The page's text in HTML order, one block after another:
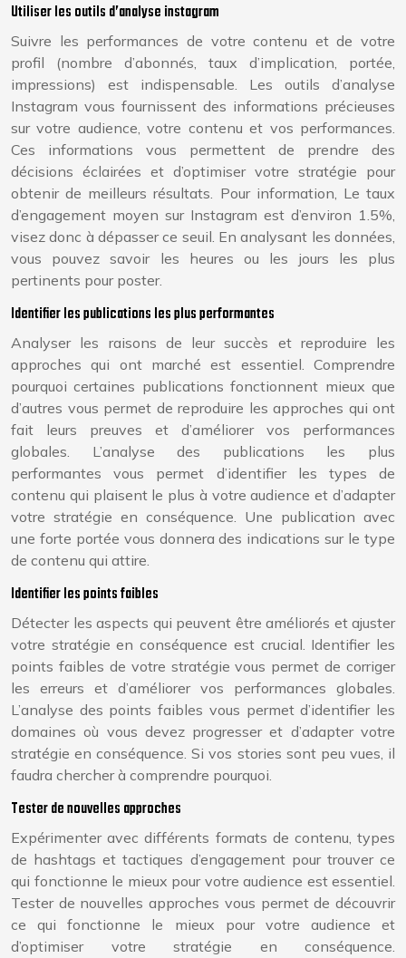
Utiliser les outils d’analyse instagram
Suivre les performances de votre contenu et de votre
profil (nombre d’abonnés, taux d’implication, portée,
impressions) est indispensable. Les outils d’analyse
Instagram vous fournissent des informations précieuses
sur votre audience, votre contenu et vos performances.
Ces informations vous permettent de prendre des
décisions éclairées et d’optimiser votre stratégie pour
obtenir de meilleurs résultats. Pour information, Le taux
d’engagement moyen sur Instagram est d’environ 1.5%,
visez donc à dépasser ce seuil. En analysant les données,
vous pouvez savoir les heures ou les jours les plus
pertinents pour poster.
Identifier les publications les plus performantes
Analyser les raisons de leur succès et reproduire les
approches qui ont marché est essentiel. Comprendre
pourquoi certaines publications fonctionnent mieux que
d’autres vous permet de reproduire les approches qui ont
fait leurs preuves et d’améliorer vos performances
globales. L’analyse des publications les plus
performantes vous permet d’identifier les types de
contenu qui plaisent le plus à votre audience et d’adapter
votre stratégie en conséquence. Une publication avec
une forte portée vous donnera des indications sur le type
de contenu qui attire.
Identifier les points faibles
Détecter les aspects qui peuvent être améliorés et ajuster
votre stratégie en conséquence est crucial. Identifier les
points faibles de votre stratégie vous permet de corriger
les erreurs et d’améliorer vos performances globales.
L’analyse des points faibles vous permet d’identifier les
domaines où vous devez progresser et d’adapter votre
stratégie en conséquence. Si vos stories sont peu vues, il
faudra chercher à comprendre pourquoi.
Tester de nouvelles approches
Expérimenter avec différents formats de contenu, types
de hashtags et tactiques d’engagement pour trouver ce
qui fonctionne le mieux pour votre audience est essentiel.
Tester de nouvelles approches vous permet de découvrir
ce qui fonctionne le mieux pour votre audience et
d’optimiser votre stratégie en conséquence.